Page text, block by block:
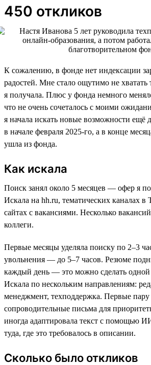
450 откликов
К сожалению, в фонде нет индексации
радостей. Мне стало ощутимо не хватать
я получала. Плюс у фонда немного
что не очень сочеталось с моими
я начала искать новые возможности ещё
в начале февраля 2025-го, а в конце
ушла из фонда.
Как искала
Поиск занял около 5 месяцев — офер я
Искала на hh.ru, тематических каналах в
сайтах с вакансиями. Несколько
коллеги.
Первые месяцы уделяла поиску по 2–3
увольнения — до 5–7 часов. Резюме
каждый день — это можно сделать
Искала по нескольким направлениям:
менеджмент, техподдержка. Первые пару
сопроводительные письма для
иногда адаптировала текст с помощью
туда, где это требовалось в описании.
Сколько было откликов